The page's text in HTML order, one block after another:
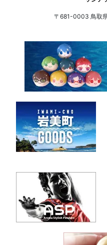
〒681-0003 鳥取